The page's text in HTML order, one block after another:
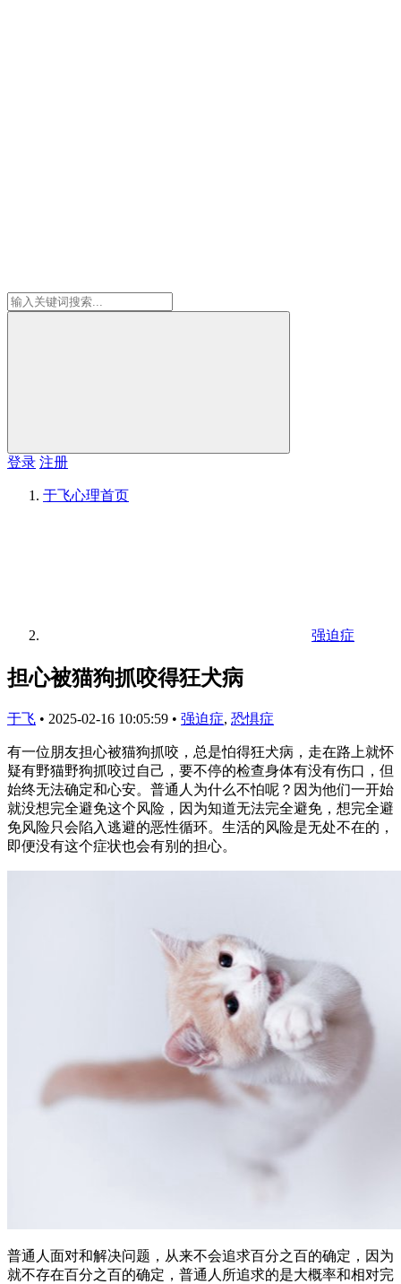
登录 注册
于飞心理首页
强迫症
担心被猫狗抓咬得狂犬病
于飞 • 2025-02-16 10:05:59 • 强迫症, 恐惧症
有一位朋友担心被猫狗抓咬，总是怕得狂犬病，走在路上就怀
疑有野猫野狗抓咬过自己，要不停的检查身体有没有伤口，但
始终无法确定和心安。普通人为什么不怕呢？因为他们一开始
就没想完全避免这个风险，因为知道无法完全避免，想完全避
免风险只会陷入逃避的恶性循环。生活的风险是无处不在的，
即便没有这个症状也会有别的担心。
普通人面对和解决问题，从来不会追求百分之百的确定，因为
就不存在百分之百的确定，普通人所追求的是大概率和相对完